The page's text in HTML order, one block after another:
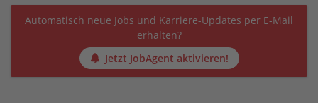
Automatisch neue Jobs und Karriere-Updates per E-Mail
erhalten?
Jetzt JobAgent aktivieren!